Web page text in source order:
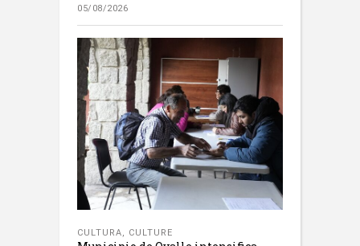
05/08/2026
CULTURA, CULTURE